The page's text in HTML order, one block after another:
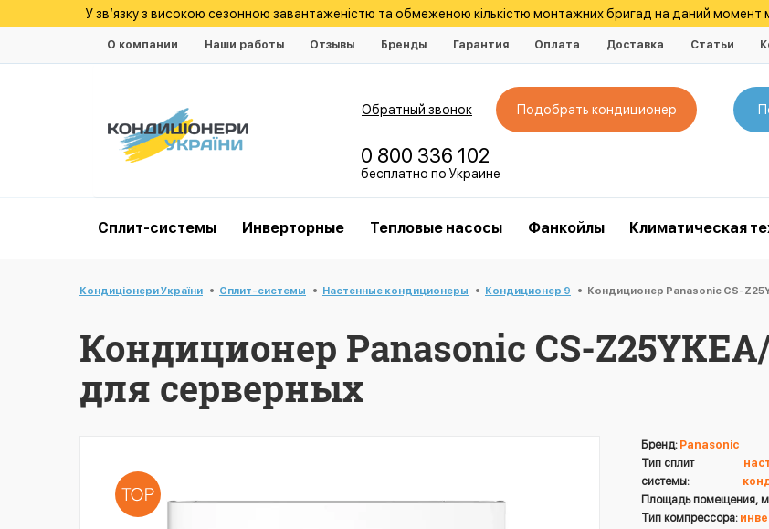
У зв’язку з високою сезонною завантаженістю та обмеженою кількістю монтажних бригад на даний
О компании Наши работы Отзывы Бренды Гарантия Оплата Доставка Статьи
Обратный звонок Подобрать кондиционер
0 800 336 102
бесплатно по Украине
Cплит-системы Инверторные Тепловые насосы Фанкойлы Климатическая
Кондиціонери України Cплит-системы Настенные кондиционеры Кондиционер 9 Кондиционер Panasonic CS-
Кондиционер Panasonic CS-
для серверных
Бренд: Panasonic
Тип сплит
системы:
Площадь помещения,
Тип компрессора: